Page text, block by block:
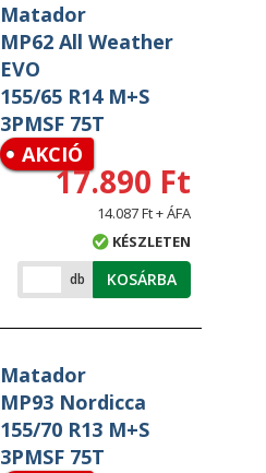
Matador
MP62 All Weather
EVO
155/65 R14 M+S
3PMSF 75T
AKCIÓ
17.890 Ft
14.087 Ft + ÁFA
KÉSZLETEN
db KOSÁRBA
Matador
MP93 Nordicca
155/70 R13 M+S
3PMSF 75T